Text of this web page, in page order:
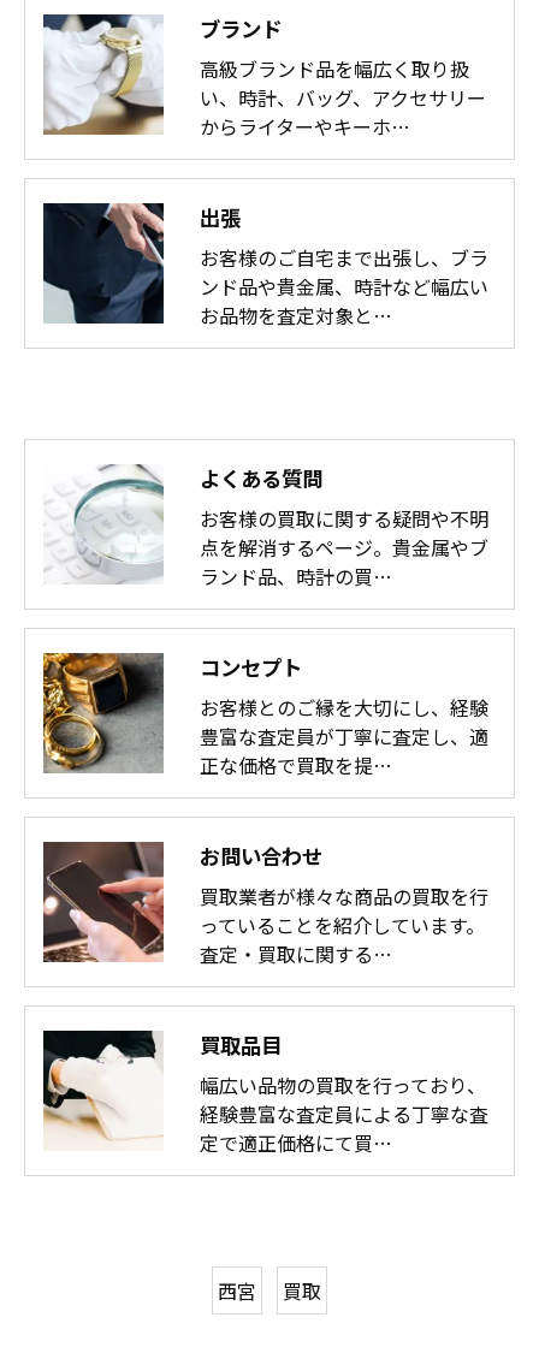
ブランド
高級ブランド品を幅広く取り扱
い、時計、バッグ、アクセサリー
からライターやキーホ…
出張
お客様のご自宅まで出張し、ブラ
ンド品や貴金属、時計など幅広い
お品物を査定対象と…
よくある質問
お客様の買取に関する疑問や不明
点を解消するページ。貴金属やブ
ランド品、時計の買…
コンセプト
お客様とのご縁を大切にし、経験
豊富な査定員が丁寧に査定し、適
正な価格で買取を提…
お問い合わせ
買取業者が様々な商品の買取を行
っていることを紹介しています。
査定・買取に関する…
買取品目
幅広い品物の買取を行っており、
経験豊富な査定員による丁寧な査
定で適正価格にて買…
西宮 買取